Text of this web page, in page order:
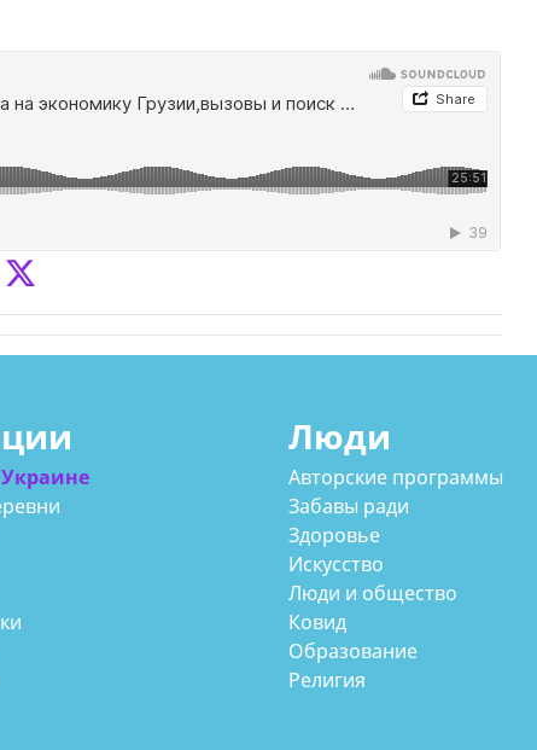
в
Люди
Авторские программы
Забавы ради
Здоровье
Искусство
Люди и общество
Ковид
Образование
Религия